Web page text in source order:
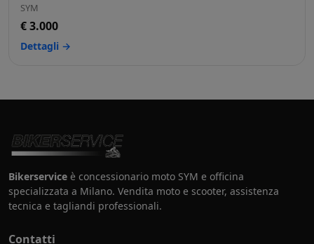
SYM
€ 3.000
Dettagli →
Bikerservice è concessionario moto SYM e officina
specializzata a Milano. Vendita moto e scooter, assistenza
tecnica e tagliandi professionali.
Contatti